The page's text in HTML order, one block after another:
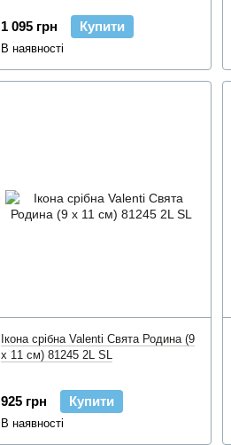
1 095 грн Купити
В наявності
Ікона срібна Valenti Свята Родина (9
x 11 см) 81245 2L SL
925 грн Купити
В наявності